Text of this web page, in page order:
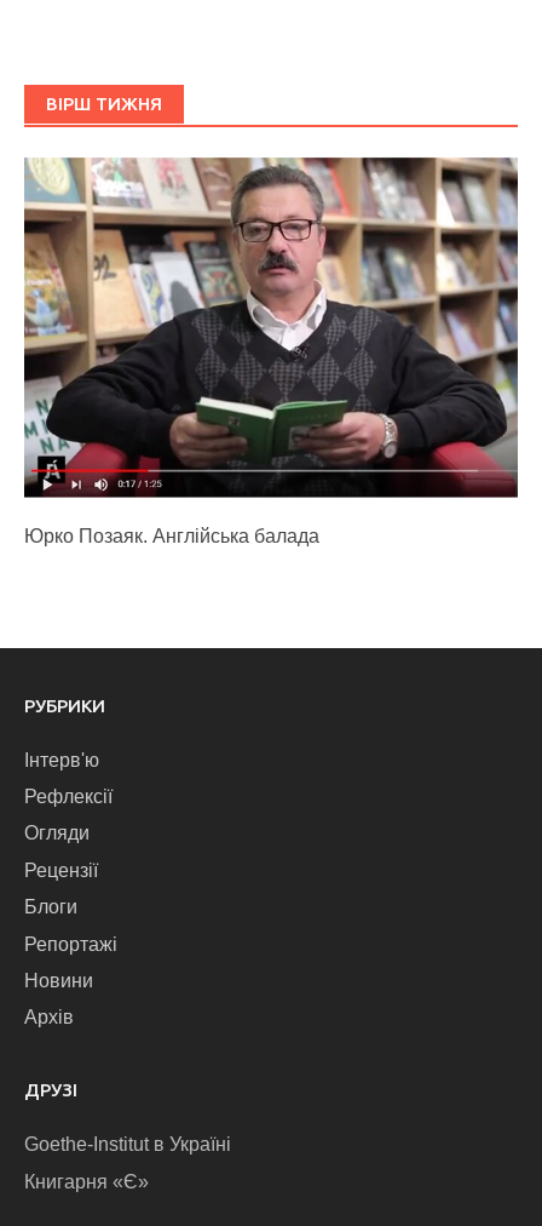
ВІРШ ТИЖНЯ
Юрко Позаяк. Англійська балада
РУБРИКИ
Інтерв'ю
Рефлексії
Огляди
Рецензії
Блоги
Репортажі
Новини
Архів
ДРУЗІ
Goethe-Institut в Україні
Книгарня «Є»